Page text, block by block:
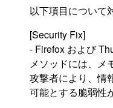
以下項目について
[Security Fix]
- Firefox および
メソッドには、メ
攻撃者により、情
可能とする脆弱性